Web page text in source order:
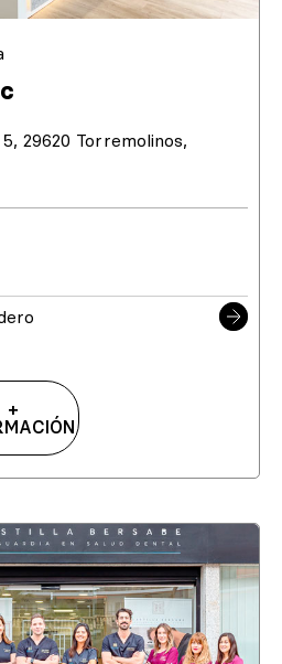
29620 Torremolinos,
+